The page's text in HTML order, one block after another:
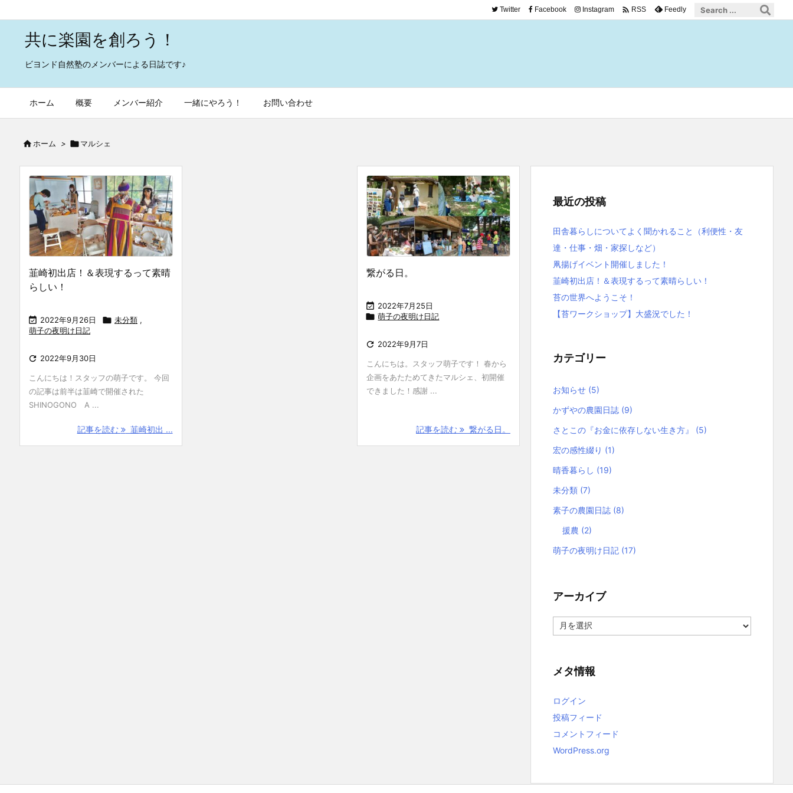
共に楽園を創ろう！
ビヨンド自然塾のメンバーによる日誌です♪
ホーム 概要 メンバー紹介 一緒にやろう！ お問い合わせ
Twitter Facebook Instagram  RSS Feedly
 ホーム > マルシェ
韮崎初出店！＆表現するって素晴
らしい！
 2022年9月26日  未分類 ,
萌子の夜明け日記
 2022年9月30日
こんにちは！スタッフの萌子です。 今回
の記事は前半は韮崎で開催された
SHINOGONO A ...
記事を読む 韮崎初出 ...
繋がる日。
 2022年7月25日
 萌子の夜明け日記
 2022年9月7日
こんにちは。スタッフ萌子です！ 春から
企画をあたためてきたマルシェ、初開催
できました！感謝 ...
記事を読む 繋がる日。
最近の投稿
田舎暮らしについてよく聞かれること（利便性・友
達・仕事・畑・家探しなど）
凧揚げイベント開催しました！
韮崎初出店！＆表現するって素晴らしい！
苔の世界へようこそ！
【苔ワークショップ】大盛況でした！
カテゴリー
お知らせ (5)
かずやの農園日誌 (9)
さとこの『お金に依存しない生き方』 (5)
宏の感性綴り (1)
晴香暮らし (19)
未分類 (7)
素子の農園日誌 (8)
援農 (2)
萌子の夜明け日記 (17)
アーカイブ
ー
ブ
メタ情報
ログイン
投稿フィード
コメントフィード
WordPress.org